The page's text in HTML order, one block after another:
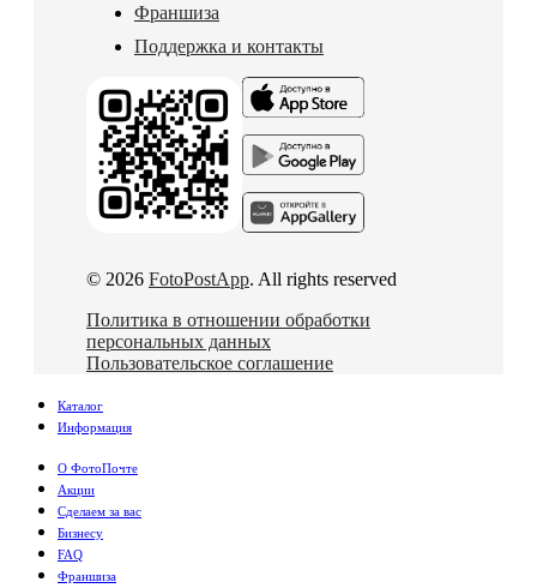
Франшиза
Поддержка и контакты
© 2026 FotoPostApp. All rights reserved
Политика в отношении обработки
персональных данных
Пользовательское соглашение
Каталог
Информация
О ФотоПочте
Акции
Сделаем за вас
Бизнесу
FAQ
Франшиза